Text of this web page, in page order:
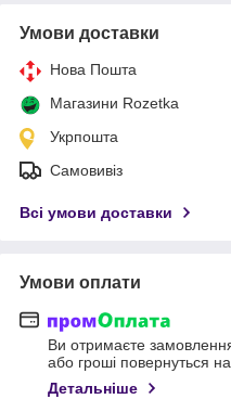
Умови доставки
Нова Пошта
Магазини Rozetka
Укрпошта
Самовивіз
Всі умови доставки
Умови оплати
Ви отримаєте
або гроші повернуться
Детальніше